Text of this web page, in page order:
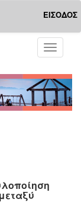
ΕΙΣΟΔΟΣ
Toggle